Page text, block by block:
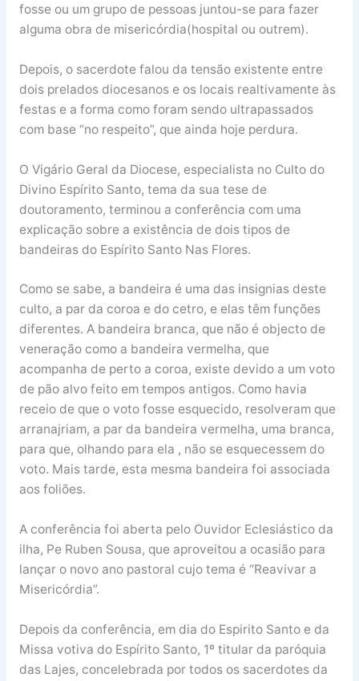
fosse ou um grupo de pessoas juntou-se para fazer
alguma obra de misericórdia(hospital ou outrem).
Depois, o sacerdote falou da tensão existente entre
dois prelados diocesanos e os locais realtivamente às
festas e a forma como foram sendo ultrapassados
com base “no respeito”, que ainda hoje perdura.
O Vigário Geral da Diocese, especialista no Culto do
Divino Espírito Santo, tema da sua tese de
doutoramento, terminou a conferência com uma
explicação sobre a existência de dois tipos de
bandeiras do Espírito Santo Nas Flores.
Como se sabe, a bandeira é uma das insignias deste
culto, a par da coroa e do cetro, e elas têm funções
diferentes. A bandeira branca, que não é objecto de
veneração como a bandeira vermelha, que
acompanha de perto a coroa, existe devido a um voto
de pão alvo feito em tempos antigos. Como havia
receio de que o voto fosse esquecido, resolveram que
arranajriam, a par da bandeira vermelha, uma branca,
para que, olhando para ela , não se esquecessem do
voto. Mais tarde, esta mesma bandeira foi associada
aos foliões.
A conferência foi aberta pelo Ouvidor Eclesiástico da
ilha, Pe Ruben Sousa, que aproveitou a ocasião para
lançar o novo ano pastoral cujo tema é “Reavivar a
Misericórdia”.
Depois da conferência, em dia do Espirito Santo e da
Missa votiva do Espírito Santo, 1º titular da paróquia
das Lajes, concelebrada por todos os sacerdotes da